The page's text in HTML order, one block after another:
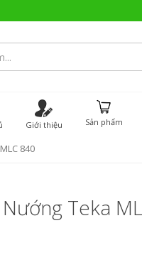
Giới thiệu Sản phẩm
840
Teka